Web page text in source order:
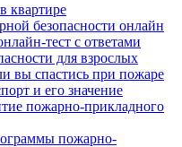
квартире
безопасности онлайн
тест с ответами
для взрослых
вы спастись при пожаре
и его значение
пожарно-прикладного
пожарно-